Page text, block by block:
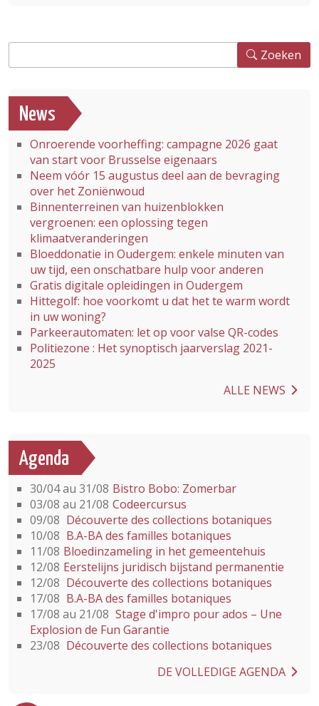
Zoeken
News
Onroerende voorheffing: campagne 2026 gaat
van start voor Brusselse eigenaars
Neem vóór 15 augustus deel aan de bevraging
over het Zoniënwoud
Binnenterreinen van huizenblokken
vergroenen: een oplossing tegen
klimaatveranderingen
Bloeddonatie in Oudergem: enkele minuten van
uw tijd, een onschatbare hulp voor anderen
Gratis digitale opleidingen in Oudergem
Hittegolf: hoe voorkomt u dat het te warm wordt
in uw woning?
Parkeerautomaten: let op voor valse QR-codes
Politiezone : Het synoptisch jaarverslag 2021-
2025
ALLE NEWS
Agenda
30/04 au 31/08 Bistro Bobo: Zomerbar
03/08 au 21/08 Codeercursus
09/08 Découverte des collections botaniques
10/08 B.A-BA des familles botaniques
11/08 Bloedinzameling in het gemeentehuis
12/08 Eerstelijns juridisch bijstand permanentie
12/08 Découverte des collections botaniques
17/08 B.A-BA des familles botaniques
17/08 au 21/08 Stage d'impro pour ados – Une
Explosion de Fun Garantie
23/08 Découverte des collections botaniques
DE VOLLEDIGE AGENDA